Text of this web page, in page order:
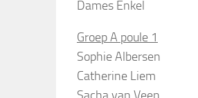
Dames Enkel
Groep A poule 1
Sophie Albersen
Catherine Liem